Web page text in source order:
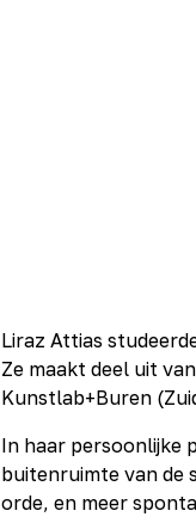
Liraz Attias
Ze maakt deel uit
Kunstlab+Buren
In haar persoonlijke
buitenruimte van de
orde, en meer